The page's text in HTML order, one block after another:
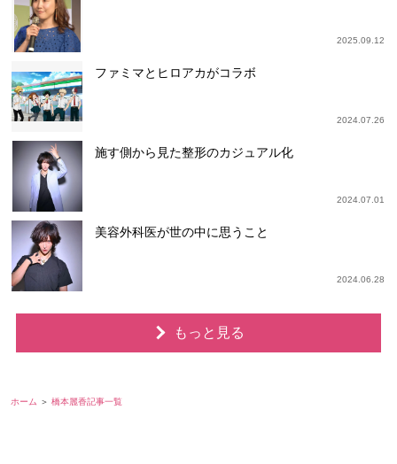
2025.09.12
ファミマとヒロアカがコラボ
2024.07.26
施す側から見た整形のカジュアル化
2024.07.01
美容外科医が世の中に思うこと
2024.06.28
もっと見る
ホーム 橋本麗香記事一覧